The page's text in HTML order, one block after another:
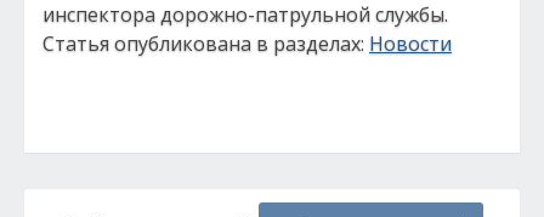
инспектора дорожно-патрульной службы.
Статья опубликована в разделах: Новости